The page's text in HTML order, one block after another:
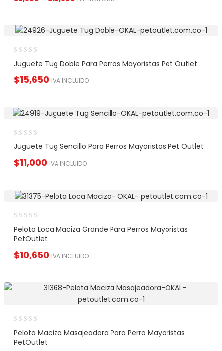
Juguete Tug Doble Para Perros Mayoristas Pet Outlet
$15,650 IVA INCLUIDO
Juguete Tug Sencillo Para Perros Mayoristas Pet Outlet
$11,000 IVA INCLUIDO
Pelota Loca Maciza Grande Para Perros Mayoristas
PetOutlet
$10,650 IVA INCLUIDO
Pelota Maciza Masajeadora Para Perro Mayoristas
PetOutlet